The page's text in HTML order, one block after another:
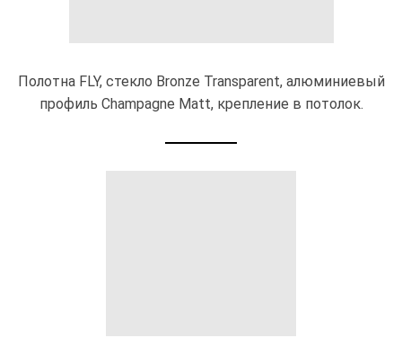
Полотна FLY, стекло Bronze Transparent, алюминиевый
профиль Champagne Matt, крепление в потолок.